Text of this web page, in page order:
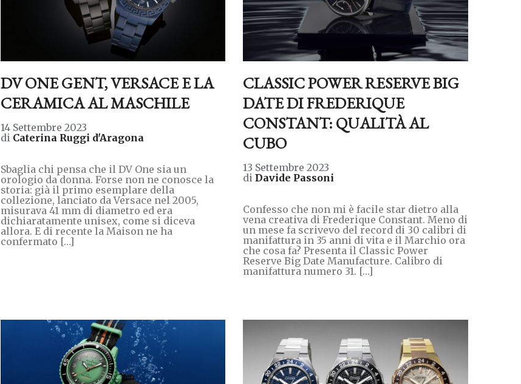
DV ONE GENT, VERSACE E LA
CERAMICA AL MASCHILE
14 Settembre 2023
di Caterina Ruggi d'Aragona
Sbaglia chi pensa che il DV One sia un
orologio da donna. Forse non ne conosce la
storia: già il primo esemplare della
collezione, lanciato da Versace nel 2005,
misurava 41 mm di diametro ed era
dichiaratamente unisex, come si diceva
allora. E di recente la Maison ne ha
confermato […]
CLASSIC POWER RESERVE BIG
DATE DI FREDERIQUE
CONSTANT: QUALITÀ AL
CUBO
13 Settembre 2023
diDavide Passoni
Confesso che non mi è facile star dietro alla
vena creativa di Frederique Constant. Meno di
un mese fa scrivevo del record di 30 calibri di
manifattura in 35 anni di vita e il Marchio ora
che cosa fa? Presenta il Classic Power
Reserve Big Date Manufacture. Calibro di
manifattura numero 31. […]